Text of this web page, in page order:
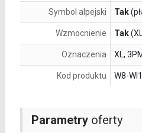
Parametryoferty
Symbol alpejski Tak
Wzmocnienie Tak
Oznaczenia XL,
Kod produktu W8-